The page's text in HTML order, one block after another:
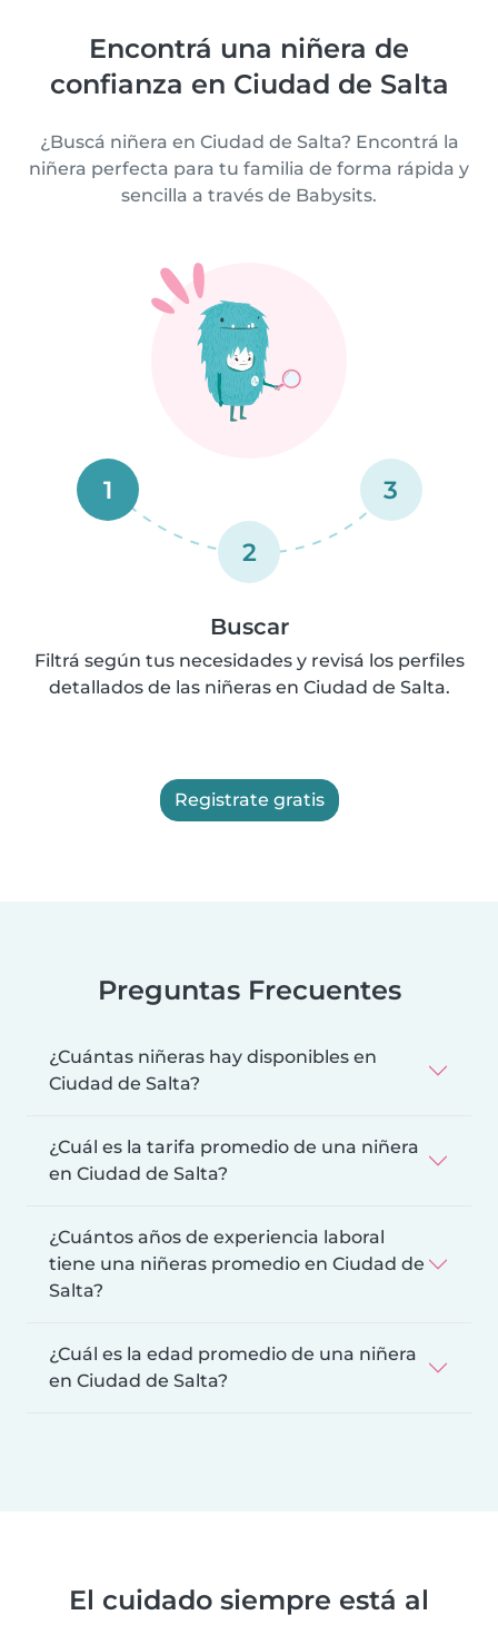
Encontrá una niñera de
confianza en Ciudad de Salta
¿Buscá niñera en Ciudad de Salta? Encontrá la
niñera perfecta para tu familia de forma rápida y
sencilla a través de Babysits.
1
2
3
Buscar
Filtrá según tus necesidades y revisá los perfiles
detallados de las niñeras en Ciudad de Salta.
Registrate gratis
Preguntas Frecuentes
¿Cuántas niñeras hay disponibles en
Ciudad de Salta?
¿Cuál es la tarifa promedio de una niñera
en Ciudad de Salta?
¿Cuántos años de experiencia laboral
tiene una niñeras promedio en Ciudad de
Salta?
¿Cuál es la edad promedio de una niñera
en Ciudad de Salta?
El cuidado siempre está al